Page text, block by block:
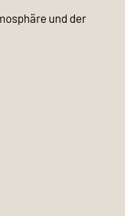
und der